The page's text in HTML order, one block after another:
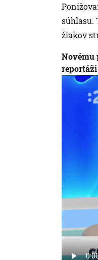
súhlasu.
žiakov
Novému